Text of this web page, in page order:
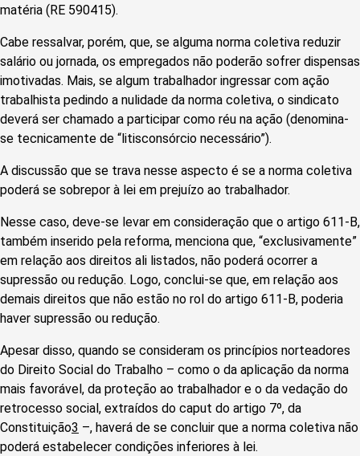
matéria (RE 590415).
Cabe ressalvar, porém, que, se alguma norma coletiva reduzir
salário ou jornada, os empregados não poderão sofrer dispensas
imotivadas. Mais, se algum trabalhador ingressar com ação
trabalhista pedindo a nulidade da norma coletiva, o sindicato
deverá ser chamado a participar como réu na ação (denomina-
se tecnicamente de “litisconsórcio necessário”).
A discussão que se trava nesse aspecto é se a norma coletiva
poderá se sobrepor à lei em prejuízo ao trabalhador.
Nesse caso, deve-se levar em consideração que o artigo 611-B,
também inserido pela reforma, menciona que, “exclusivamente”
em relação aos direitos ali listados, não poderá ocorrer a
supressão ou redução. Logo, conclui-se que, em relação aos
demais direitos que não estão no rol do artigo 611-B, poderia
haver supressão ou redução.
Apesar disso, quando se consideram os princípios norteadores
do Direito Social do Trabalho – como o da aplicação da norma
mais favorável, da proteção ao trabalhador e o da vedação do
retrocesso social, extraídos do caput do artigo 7º, da
Constituição3 –, haverá de se concluir que a norma coletiva não
poderá estabelecer condições inferiores à lei.